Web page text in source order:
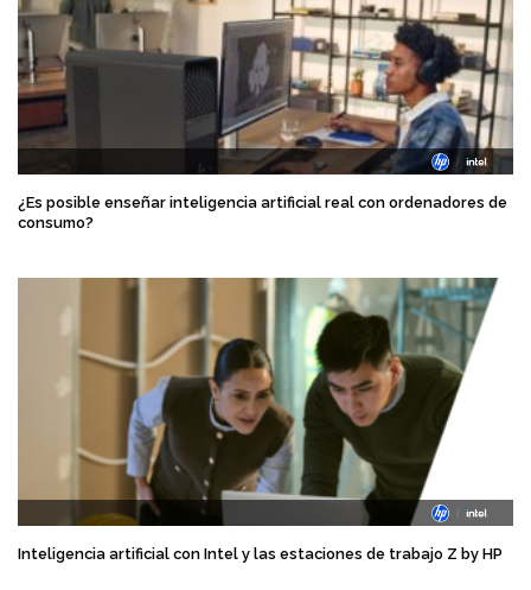
¿Es posible enseñar inteligencia artificial real con ordenadores de
consumo?
Inteligencia artificial con Intel y las estaciones de trabajo Z by HP